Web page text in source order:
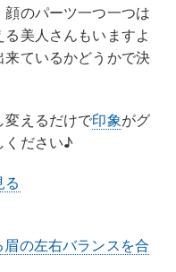
のパーツ一つ一つは
美人さんもいますよ
ているかどうかで決
変えるだけで印象がグ
ください♪
る
の左右バランスを合